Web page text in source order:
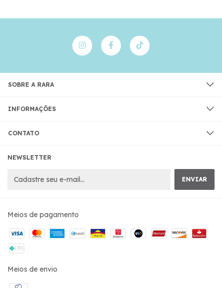
SOBRE A RARA
INFORMAÇÕES
CONTATO
NEWSLETTER
Meios de pagamento
Meios de envio